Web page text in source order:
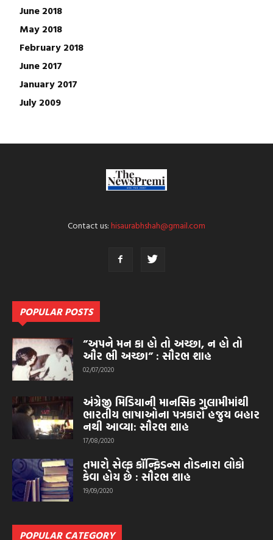
June 2018
May 2018
February 2018
June 2017
January 2017
July 2009
Contact us:hisaurabhshah@gmail.com
POPULAR POSTS
”અપને મન કા હો તો અચ્છા, ન હો તો
ઔર ભી અચ્છા” : સૌરભ શાહ
02/07/2020
અંગ્રેજી મિડિયાની માનસિક ગુલામીમાંથી
ભારતીય ભાષાઓના પત્રકારો હજુય બહાર
નથી આવ્યા: સૌરભ શાહ
17/08/2020
તમારો સેલ્ફ કૉન્ફિડન્સ તોડનારા લોકો
કેવા હોય છે : સૌરભ શાહ
19/09/2020
POPULAR CATEGORY